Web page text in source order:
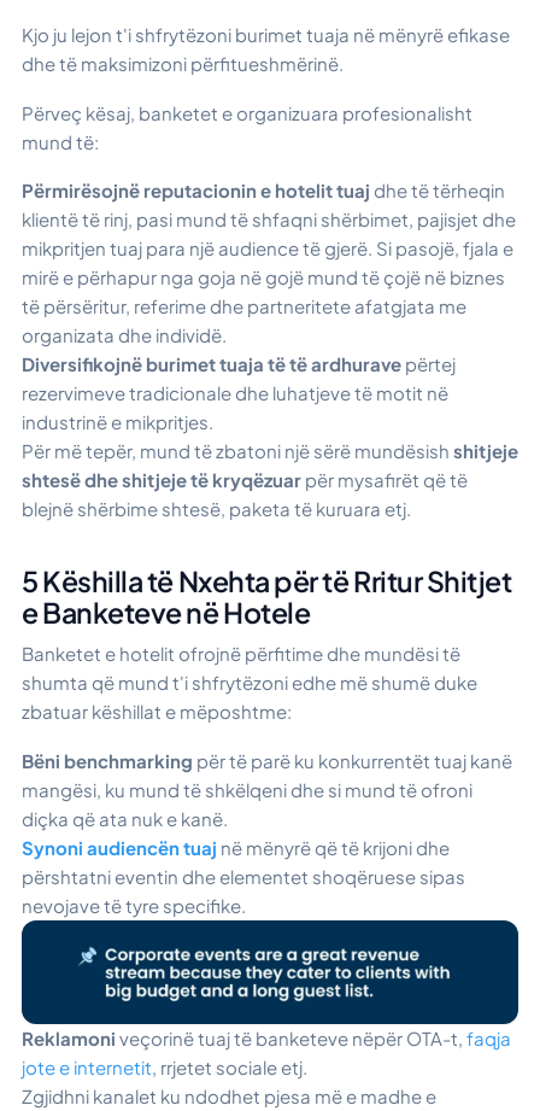
Kjo ju lejon t'i shfrytëzoni burimet tuaja në mënyrë efikase
dhe të maksimizoni përfitueshmërinë.
Përveç kësaj, banketet e organizuara profesionalisht
mund të:
Përmirësojnë reputacionin e hotelit tuaj dhe të tërheqin
klientë të rinj, pasi mund të shfaqni shërbimet, pajisjet dhe
mikpritjen tuaj para një audience të gjerë. Si pasojë, fjala e
mirë e përhapur nga goja në gojë mund të çojë në biznes
të përsëritur, referime dhe partneritete afatgjata me
organizata dhe individë.
Diversifikojnë burimet tuaja të të ardhurave përtej
rezervimeve tradicionale dhe luhatjeve të motit në
industrinë e mikpritjes.
Për më tepër, mund të zbatoni një sërë mundësish shitjeje
shtesë dhe shitjeje të kryqëzuar për mysafirët që të
blejnë shërbime shtesë, paketa të kuruara etj.
5 Këshilla të Nxehta për të Rritur Shitjet
e Banketeve në Hotele
Banketet e hotelit ofrojnë përfitime dhe mundësi të
shumta që mund t'i shfrytëzoni edhe më shumë duke
zbatuar këshillat e mëposhtme:
Bëni benchmarking për të parë ku konkurrentët tuaj kanë
mangësi, ku mund të shkëlqeni dhe si mund të ofroni
diçka që ata nuk e kanë.
Synoni audiencën tuaj në mënyrë që të krijoni dhe
përshtatni eventin dhe elementet shoqëruese sipas
nevojave të tyre specifike.
Reklamoni veçorinë tuaj të banketeve nëpër OTA-t, faqja
jote e internetit, rrjetet sociale etj.
Zgjidhni kanalet ku ndodhet pjesa më e madhe e